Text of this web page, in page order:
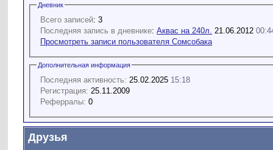
Дневник
Всего записей: 3
Последняя запись в дневнике: Аквас на 240л. 21.06.2012
Просмотреть записи пользователя Сомсобака
Дополнительная информация
Последняя активность: 25.02.2025 15:18
Регистрация: 25.11.2009
Реферралы: 0
Друзья